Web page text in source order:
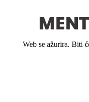
Web se ažurira. Biti